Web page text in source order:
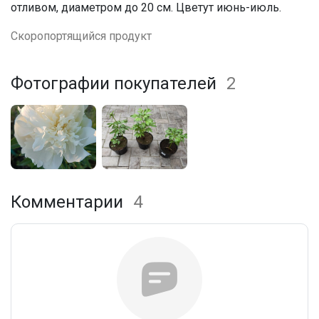
отливом, диаметром до 20 см. Цветут июнь-июль.
Скоропортящийся продукт
Фотографии покупателей 2
Комментарии 4